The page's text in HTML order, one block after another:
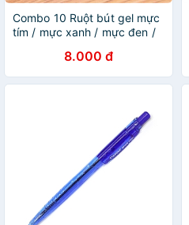
Combo 10 Ruột bút gel mực
tím / mực xanh / mực đen /
8.000 đ